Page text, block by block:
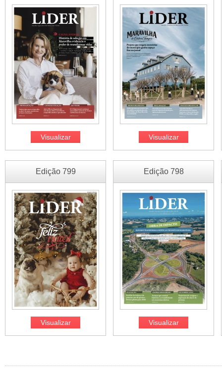
Visualizar Visualizar
Edição 799
Visualizar
Edição 798
Visualizar